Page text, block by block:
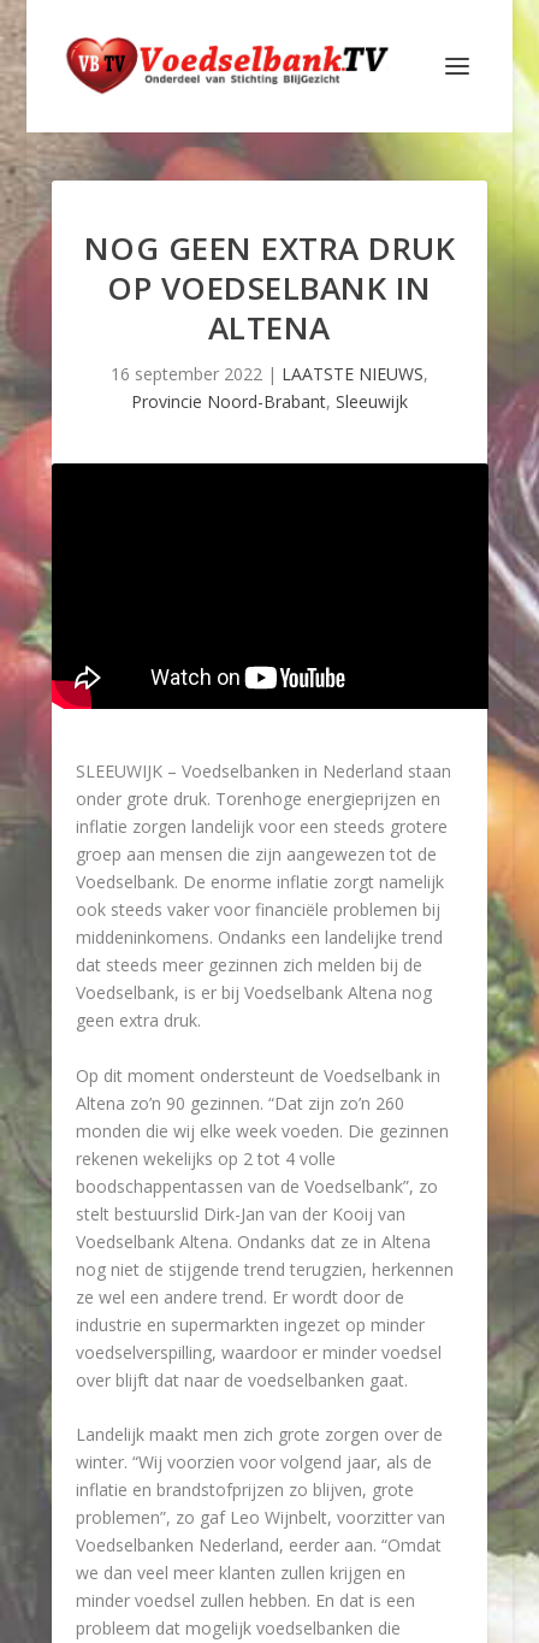
NOG GEEN EXTRA DRUK
OP VOEDSELBANK IN
ALTENA
16 september 2022| LAATSTE NIEUWS,
Provincie Noord-Brabant, Sleeuwijk
SLEEUWIJK – Voedselbanken in Nederland staan
onder grote druk. Torenhoge energieprijzen en
inflatie zorgen landelijk voor een steeds grotere
groep aan mensen die zijn aangewezen tot de
Voedselbank. De enorme inflatie zorgt namelijk
ook steeds vaker voor financiële problemen bij
middeninkomens. Ondanks een landelijke trend
dat steeds meer gezinnen zich melden bij de
Voedselbank, is er bij Voedselbank Altena nog
geen extra druk.
Op dit moment ondersteunt de Voedselbank in
Altena zo’n 90 gezinnen. “Dat zijn zo’n 260
monden die wij elke week voeden. Die gezinnen
rekenen wekelijks op 2 tot 4 volle
boodschappentassen van de Voedselbank”, zo
stelt bestuurslid Dirk-Jan van der Kooij van
Voedselbank Altena. Ondanks dat ze in Altena
nog niet de stijgende trend terugzien, herkennen
ze wel een andere trend. Er wordt door de
industrie en supermarkten ingezet op minder
voedselverspilling, waardoor er minder voedsel
over blijft dat naar de voedselbanken gaat.
Landelijk maakt men zich grote zorgen over de
winter. “Wij voorzien voor volgend jaar, als de
inflatie en brandstofprijzen zo blijven, grote
problemen”, zo gaf Leo Wijnbelt, voorzitter van
Voedselbanken Nederland, eerder aan. “Omdat
we dan veel meer klanten zullen krijgen en
minder voedsel zullen hebben. En dat is een
probleem dat mogelijk voedselbanken die